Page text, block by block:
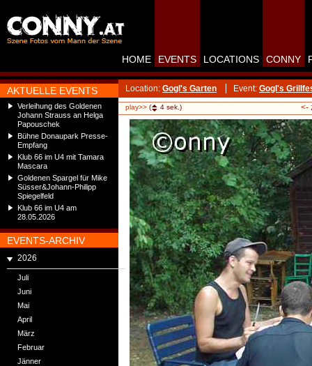
AKTUELLE EVENTS
Verleihung des Goldenen
Johann Strauss an Helga
Papouschek
Bühne Donaupark Presse-
Empfang
Klub 66 im U4 mit Tamara
Mascara
Goldenen Spargel für Mike
Süsser&Johann-Philipp
Spiegelfeld
Klub 66 im U4 am
28.05.2026
EVENTS-ARCHIV
2026
Juli
Juni
Mai
April
März
Februar
Jänner
HOME EVENTS LOCATIONS CONNY
Location: Gogl's Garten Event: Gogl's
play>> ( 4 sek.) <-